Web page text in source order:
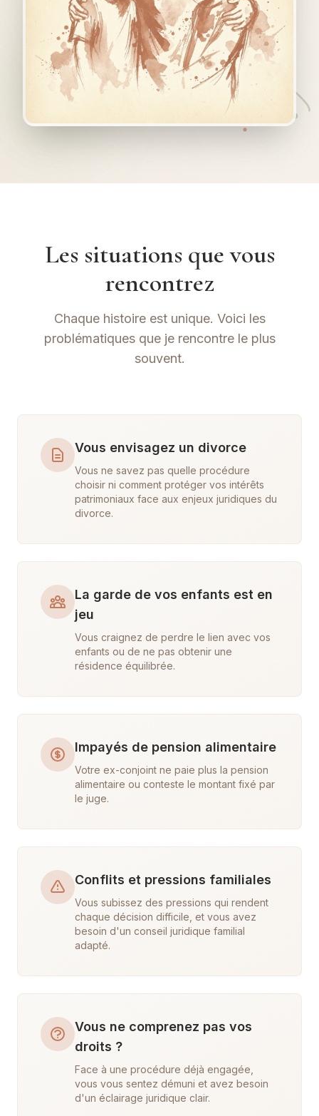
Les situations que vous
rencontrez
Chaque histoire est unique. Voici les
problématiques que je rencontre le plus
souvent.
Vous envisagez un divorce
Vous ne savez pas quelle procédure
choisir ni comment protéger vos intérêts
patrimoniaux face aux enjeux juridiques du
divorce.
La garde de vos enfants est en
jeu
Vous craignez de perdre le lien avec vos
enfants ou de ne pas obtenir une
résidence équilibrée.
Impayés de pension alimentaire
Votre ex-conjoint ne paie plus la pension
alimentaire ou conteste le montant fixé par
le juge.
Conflits et pressions familiales
Vous subissez des pressions qui rendent
chaque décision difficile, et vous avez
besoin d'un conseil juridique familial
adapté.
Vous ne comprenez pas vos
droits ?
Face à une procédure déjà engagée,
vous vous sentez démuni et avez besoin
d'un éclairage juridique clair.